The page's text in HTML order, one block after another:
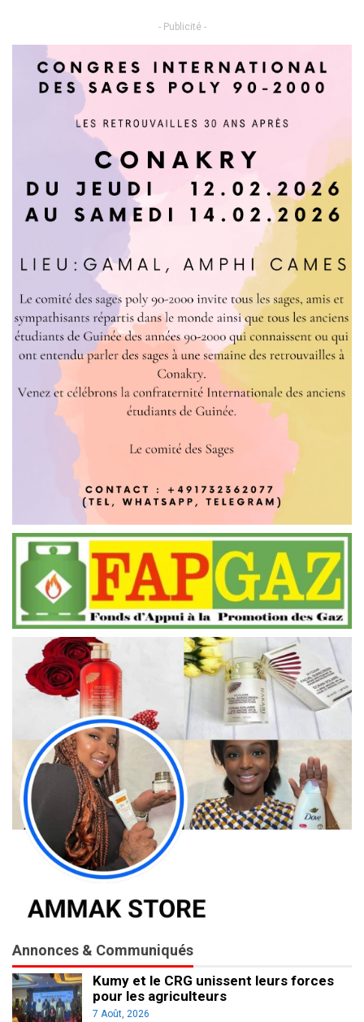
- Publicité -
Annonces & Communiqués
Kumy et le CRG unissent leurs forces
pour les agriculteurs
7 Août, 2026